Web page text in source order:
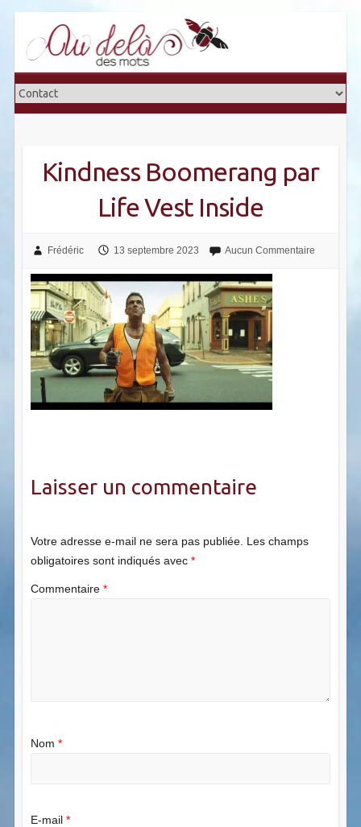
content
Kindness Boomerang par
Life Vest Inside
Frédéric 13 septembre 2023 Aucun Commentaire
Laisser un commentaire
Votre adresse e-mail ne sera pas publiée. Les champs
obligatoires sont indiqués avec *
Commentaire *
Nom *
E-mail *